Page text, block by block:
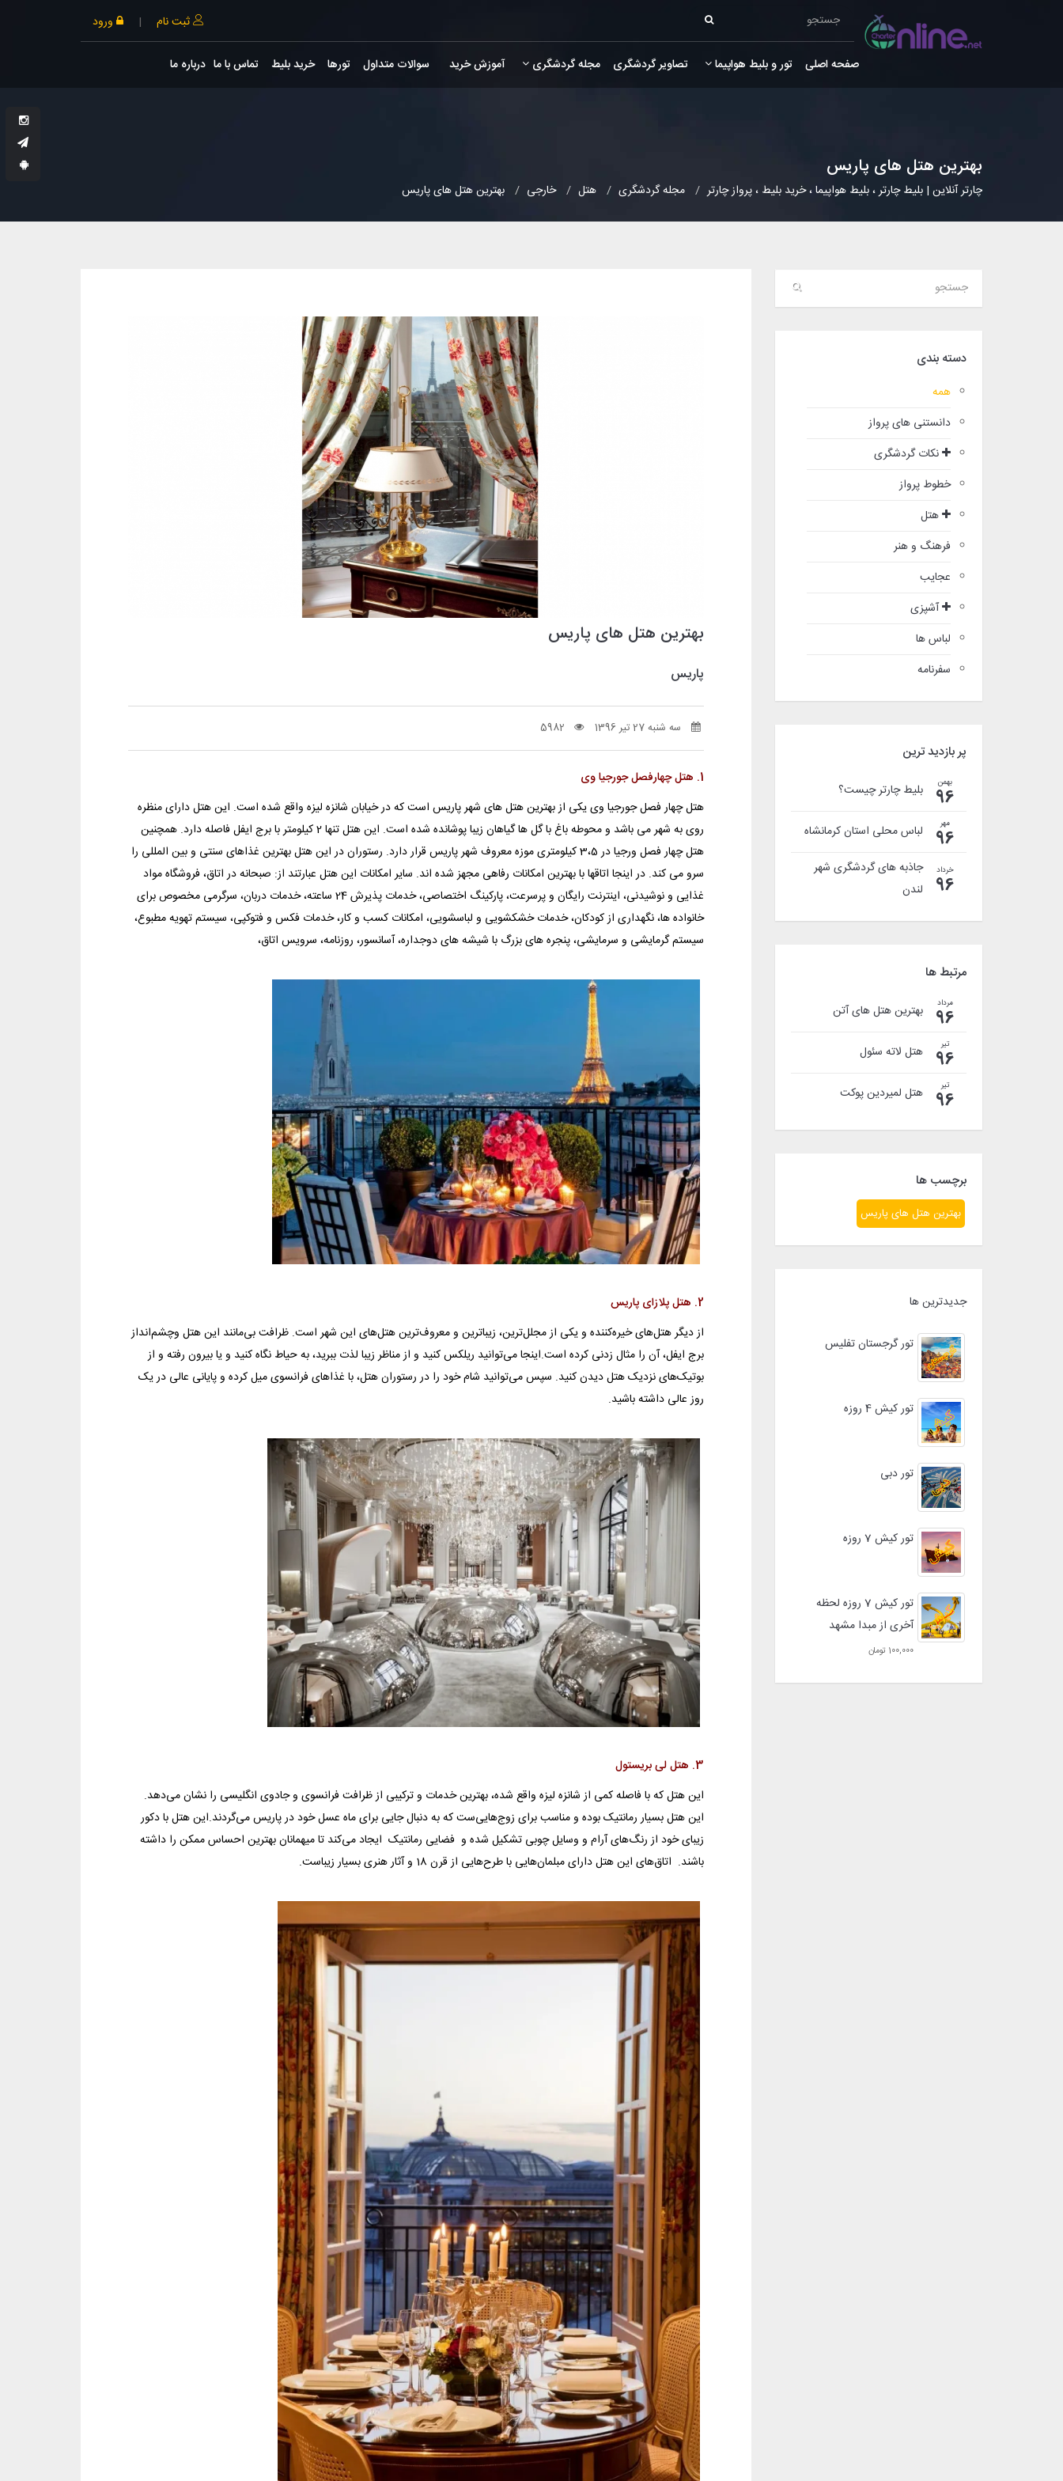
ثبت نام | ورود
صفحه اصلی تور و بلیط هواپیما تصاویر گردشگری مجله گردشگری آموزش خرید سوالات متداول تورها خرید بلیط تماس با ما درباره ما
بهترین هتل های پاریس
چارتر آنلاین | بلیط چارتر ، بلیط هواپیما ، خرید بلیط ، پرواز چارتر مجله گردشگری هتل خارجی بهترین هتل های پاریس
دسته بندی
همه
دانستنی های پرواز
نکات گردشگری
خطوط پرواز
هتل
فرهنگ و هنر
عجایب
آشپزی
لباس ها
سفرنامه
پر بازدید ترین
بهمن
96 بلیط چارتر چیست؟
مهر
96 لباس محلی استان کرمانشاه
خرداد
96
جاذبه های گردشگری شهر
لندن
مرتبط ها
مرداد
96 بهترین هتل های آتن
تیر
96 هتل لاته سئول
تیر
96 هتل لمیردین پوکت
برچسب ها
بهترین هتل های پاریس
جدیدترین ها
تور گرجستان تفلیس
تور کیش 4 روزه
تور دبی
تور کیش 7 روزه
تور کیش 7 روزه لحظه
آخری از مبدا مشهد
100,000 تومان
بهترین هتل های پاریس
پاریس
سه شنبه 27 تیر 1396 5982
1. هتل چهارفصل جورجیا وی
هتل چهار فصل جورجیا وی یکی از بهترین هتل های شهر پاریس است که در خیابان شانزه لیزه واقع شده است. این هتل دارای منظره
روی به شهر می باشد و محوطه باغ با گل ها گیاهان زیبا پوشانده شده است. این هتل تنها 2 کیلومتر با برج ایفل فاصله دارد. همچنین
هتل چهار فصل ورجیا در 3،5 کیلومتری موزه معروف شهر پاریس قرار دارد. رستوران در این هتل بهترین غذاهای سنتی و بین المللی را
سرو می کند. در اینجا اتاقها با بهترین امکانات رفاهی مجهز شده اند. سایر امکانات این هتل عبارتند از: صبحانه در اتاق، فروشگاه مواد
غذایی و نوشیدنی، اینترنت رایگان و پرسرعت، پارکینگ اختصاصی، خدمات پذیرش 24 ساعته، خدمات دربان، سرگرمی مخصوص برای
خانواده ها، نگهداری از کودکان، خدمات خشکشویی و لباسشویی، امکانات کسب و کار، خدمات فکس و فتوکپی، سیستم تهویه مطبوع،
سیستم گرمایشی و سرمایشی، پنجره های بزرگ با شیشه های دوجداره، آسانسور، روزنامه، سرویس اتاق،
2. هتل پلازای پاریس
از دیگر هتل‌های خیره‌کننده و یکی از مجلل‌ترین، زیباترین و معروف‌ترین هتل‌های این شهر است. ظرافت بی‌مانند این هتل وچشم‌انداز
برج ایفل، آن را مثال زدنی کرده است.اینجا می‌توانید ریلکس کنید و از مناظر زیبا لذت ببرید، به حیاط نگاه کنید و یا بیرون رفته و از
بوتیک‌های نزدیک هتل دیدن کنید. سپس می‌توانید شام خود را در رستوران هتل، با غذاهای فرانسوی میل کرده و پایانی عالی در یک
روز عالی داشته باشید.
3. هتل لی بریستول
این هتل که با فاصله کمی از شانزه لیزه واقع شده، بهترین خدمات و ترکیبی از ظرافت فرانسوی و جادوی انگلیسی را نشان می‌دهد.
این هتل بسیار رمانتیک بوده و مناسب برای زوج‌هایی‌ست که به دنبال جایی برای ماه عسل خود در پاریس می‌گردند.این هتل با دکور
زیبای خود از رنگ‌های آرام و وسایل چوبی تشکیل شده و فضایی رمانتیک ایجاد می‌کند تا میهمانان بهترین احساس ممکن را داشته
باشند. اتاق‌های این هتل دارای مبلمان‌هایی با طرح‌هایی از قرن 18 و آثار هنری بسیار زیباست.